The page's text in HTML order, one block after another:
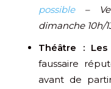
possible–
dimanche 10h/
Théâtre :
faussaire
avant de